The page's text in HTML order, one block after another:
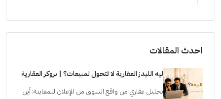
احدث المقالات
ليه الليدز العقارية لا تتحول لمبيعات؟ | بروكر العقارية
تحليل عقاري من واقع السوق من الإعلان للمعاينة: أين